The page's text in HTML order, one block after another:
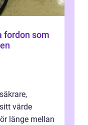
värde
länge mellan